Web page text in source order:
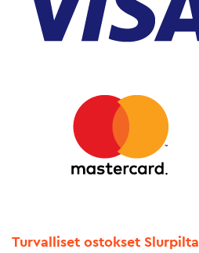
Turvalliset ostokset Slurpilta